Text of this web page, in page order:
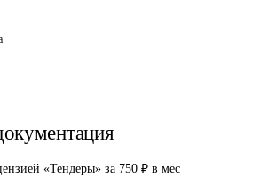
«Тендеры» за 750 ₽ в мес